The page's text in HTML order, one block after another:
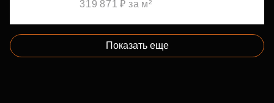
319 871 ₽ за м²
Показать еще